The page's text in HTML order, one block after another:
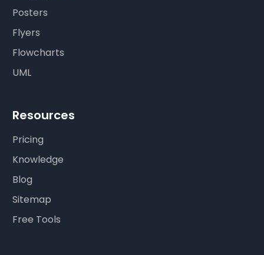
Posters
Flyers
Flowcharts
UML
Resources
Pricing
Knowledge
Blog
Sitemap
Free Tools